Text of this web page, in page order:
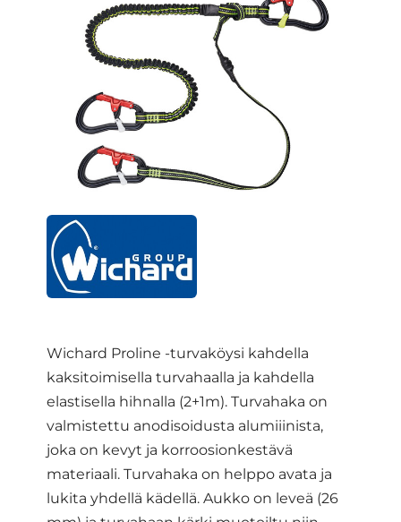
Wichard Proline -turvaköysi kahdella
kaksitoimisella turvahaalla ja kahdella
elastisella hihnalla (2+1m). Turvahaka on
valmistettu anodisoidusta alumiiinista,
joka on kevyt ja korroosionkestävä
materiaali. Turvahaka on helppo avata ja
lukita yhdellä kädellä. Aukko on leveä (26